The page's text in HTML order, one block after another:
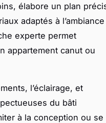
élabore un plan
adaptés à l’ambiance
experte permet
appartement canut ou
l’éclairage, et
du bâti
à la conception ou se